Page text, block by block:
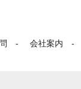
会社案内